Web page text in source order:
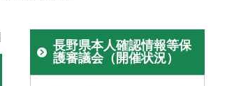
長野県本人確認情報等保
護審議会（開催状況）